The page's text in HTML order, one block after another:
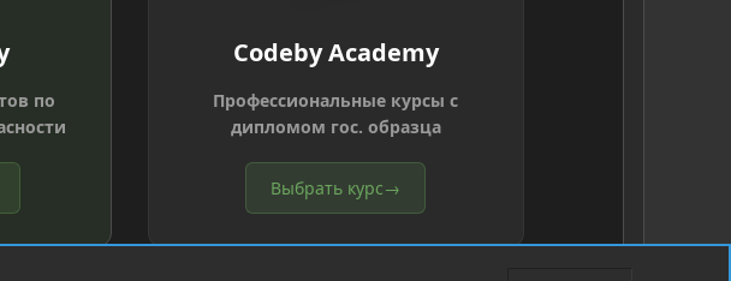
по
Codeby Academy
Профессиональные курсы с
дипломом гос. образца
Выбрать курс→